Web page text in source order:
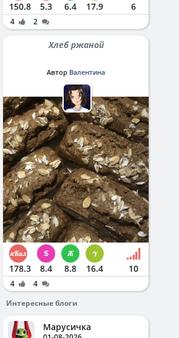
150.8 5.3 6.4 17.9 6
4 2
Хлеб ржаной
Автор Валентина
178.3 8.4 8.8 16.4 10
4
4
Интересные блоги
Марусичка